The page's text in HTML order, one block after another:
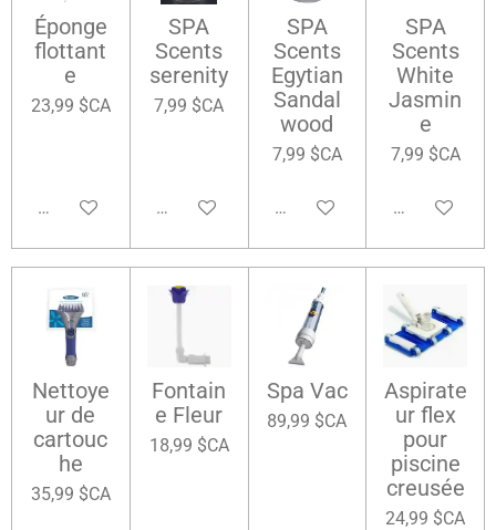
Éponge
flottant
e
23,99 $CA
Ajouter au panier
SPA
Scents
serenity
7,99 $CA
Ajouter au panier
SPA
Scents
Egytian
Sandal
wood
7,99 $CA
Ajouter au panier
SPA
Scents
White
Jasmin
e
7,99 $CA
Ajouter au
Nettoye
ur de
cartouc
he
35,99 $CA
Fontain
e Fleur
18,99 $CA
Spa Vac
89,99 $CA
Aspirate
ur flex
pour
piscine
creusée
24,99 $CA